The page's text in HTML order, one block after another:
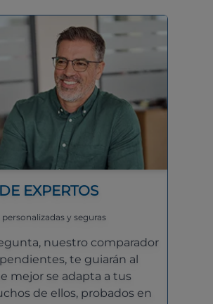
EXPERTOS
y seguras
nuestro comparador
te guiarán al
mejor se adapta a tus
de ellos, probados en